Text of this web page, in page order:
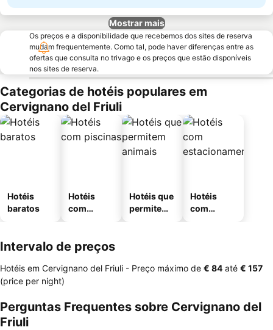
Mostrar mais
Os preços e a disponibilidade que recebemos dos sites de reserva
mudam frequentemente. Como tal, pode haver diferenças entre as
ofertas que consulta no trivago e os preços que estão disponíveis
nos sites de reserva.
Categorias de hotéis populares em
Cervignano del Friuli
Hotéis
baratos
Hotéis
com
Hotéis que
permitem
Hotéis
com
Intervalo de preços
Hotéis em Cervignano del Friuli - Preço máximo de ‎€ 84 até ‎€ 157
(price per night)
Perguntas Frequentes sobre Cervignano del
Friuli